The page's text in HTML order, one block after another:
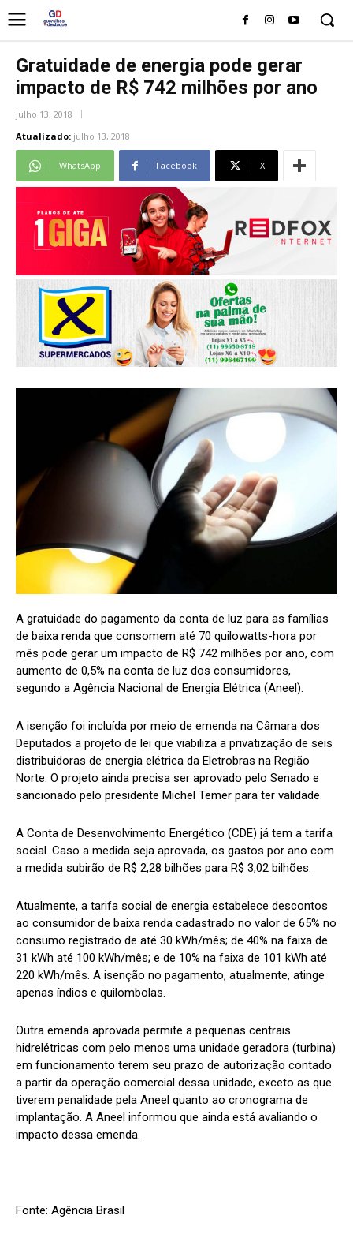
Gratuidade de energia pode gerar
impacto de R$ 742 milhões por ano
julho 13, 2018
Atualizado: julho 13, 2018
WhatsApp Facebook X
A gratuidade do pagamento da conta de luz para as famílias
de baixa renda que consomem até 70 quilowatts-hora por
mês pode gerar um impacto de R$ 742 milhões por ano, com
aumento de 0,5% na conta de luz dos consumidores,
segundo a Agência Nacional de Energia Elétrica (Aneel).
A isenção foi incluída por meio de emenda na Câmara dos
Deputados a projeto de lei que viabiliza a privatização de seis
distribuidoras de energia elétrica da Eletrobras na Região
Norte. O projeto ainda precisa ser aprovado pelo Senado e
sancionado pelo presidente Michel Temer para ter validade.
A Conta de Desenvolvimento Energético (CDE) já tem a tarifa
social. Caso a medida seja aprovada, os gastos por ano com
a medida subirão de R$ 2,28 bilhões para R$ 3,02 bilhões.
Atualmente, a tarifa social de energia estabelece descontos
ao consumidor de baixa renda cadastrado no valor de 65% no
consumo registrado de até 30 kWh/mês; de 40% na faixa de
31 kWh até 100 kWh/mês; e de 10% na faixa de 101 kWh até
220 kWh/mês. A isenção no pagamento, atualmente, atinge
apenas índios e quilombolas.
Outra emenda aprovada permite a pequenas centrais
hidrelétricas com pelo menos uma unidade geradora (turbina)
em funcionamento terem seu prazo de autorização contado
a partir da operação comercial dessa unidade, exceto as que
tiverem penalidade pela Aneel quanto ao cronograma de
implantação. A Aneel informou que ainda está avaliando o
impacto dessa emenda.
Fonte: Agência Brasil